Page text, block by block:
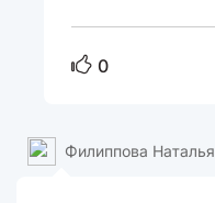
0
Филиппова Наталья